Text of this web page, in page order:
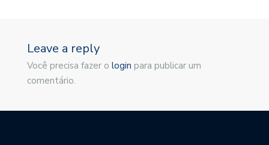
Leave a reply
Você precisa fazer o login para publicar um
comentário.